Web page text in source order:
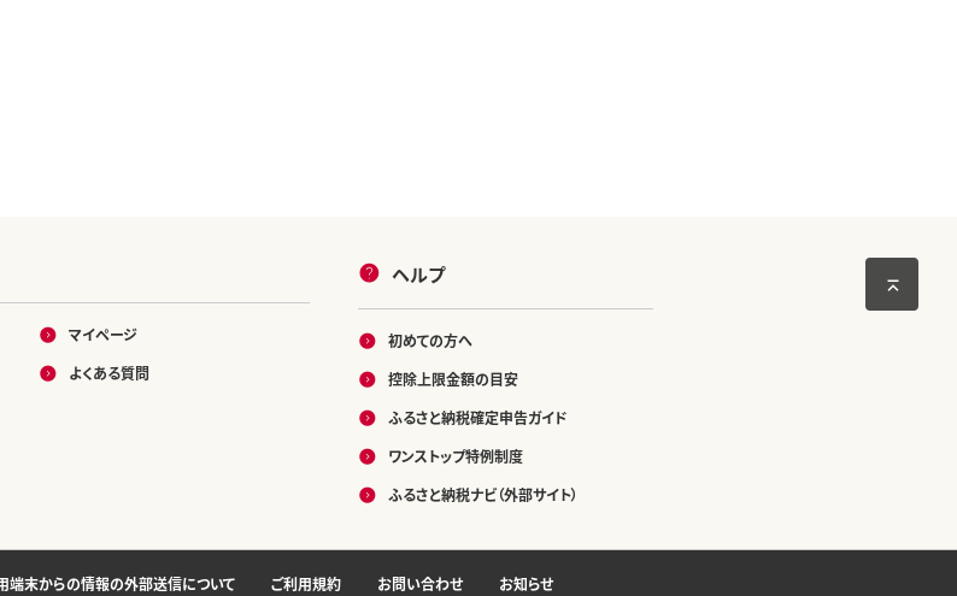
マイページ
よくある質問
ヘルプ
初めての方へ
控除上限金額の目安
ふるさと納税確定申告ガイド
ワンストップ特例制度
ふるさと納税ナビ（外部サイト）
端末からの情報の外部送信について ご利用規約 お問い合わせ お知らせ